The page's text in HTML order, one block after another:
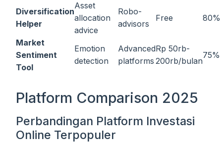
Diversification
Helper
Asset
allocation
advice
Robo-
advisors
Free 80%
Market
Sentiment
Tool
Emotion
detection
Advanced
platforms
Rp 50rb-
200rb/bulan
75%
Platform Comparison 2025
Perbandingan Platform Investasi
Online Terpopuler